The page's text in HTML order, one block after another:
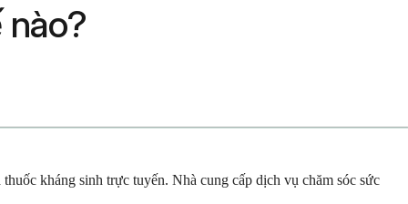
kháng sinh trực tuyến. Nhà cung cấp dịch vụ chăm sóc sức